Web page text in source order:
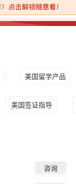
美国留学产品
美国签证指导
咨询